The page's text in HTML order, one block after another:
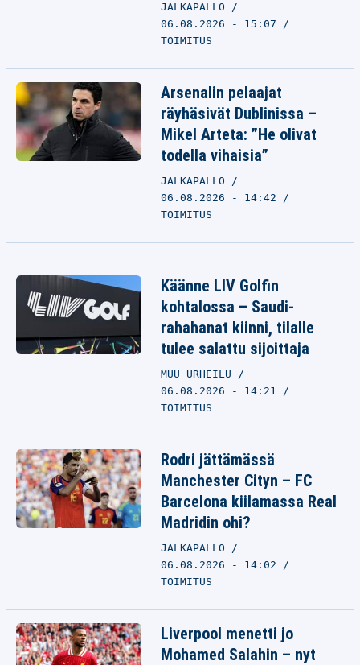
JALKAPALLO
06.08.2026 - 15:07
TOIMITUS
Arsenalin pelaajat
räyhäsivät Dublinissa –
Mikel Arteta: ”He olivat
todella vihaisia”
JALKAPALLO
06.08.2026 - 14:42
TOIMITUS
Käänne LIV Golfin
kohtalossa – Saudi-
rahahanat kiinni, tilalle
tulee salattu sijoittaja
MUU URHEILU
06.08.2026 - 14:21
TOIMITUS
Rodri jättämässä
Manchester Cityn – FC
Barcelona kiilamassa Real
Madridin ohi?
JALKAPALLO
06.08.2026 - 14:02
TOIMITUS
Liverpool menetti jo
Mohamed Salahin – nyt